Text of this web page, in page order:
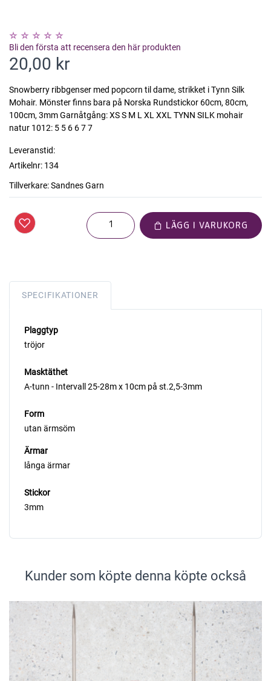
Bli den första att recensera den här produkten
20,00 kr
Snowberry ribbgenser med popcorn til dame, strikket i Tynn Silk
Mohair. Mönster finns bara på Norska Rundstickor 60cm, 80cm,
100cm, 3mm Garnåtgång: XS S M L XL XXL TYNN SILK mohair
natur 1012: 5 5 6 6 7 7
Leveranstid:
Artikelnr: 134
Tillverkare:Sandnes Garn
LÄGG I VARUKORG
SPECIFIKATIONER
Plaggtyp
tröjor
Masktäthet
A-tunn - Intervall 25-28m x 10cm på st.2,5-3mm
Form
utan ärmsöm
Ärmar
långa ärmar
Stickor
3mm
Kunder som köpte denna köpte också